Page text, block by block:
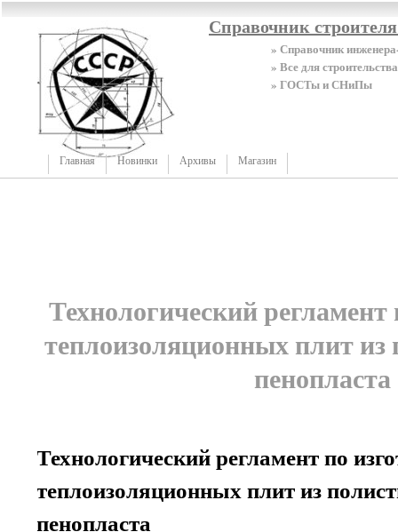
Справочник
» Справочник
» Все для строительства
» ГОСТы и СНиПы
Главная Новинки Архивы Магазин
Технологический
теплоизоляционных плит из
пенопласта
Технологический регламент по
теплоизоляционных плит из
пенопласта